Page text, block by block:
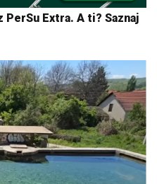
PerSu Extra. A ti? Saznaj